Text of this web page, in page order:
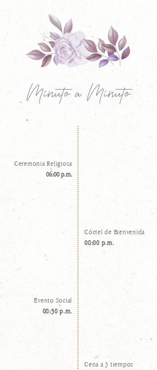
Minuto a Minuto
Ceremonia Religiosa
06:00 p.m.
Cóctel de Bienvenida
08:00 p.m.
Evento Social
08:30 p.m.
Cena a 3 tiempos